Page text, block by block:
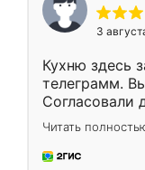
3
Кухню здесь
телеграмм.
Согласовали
недели кухня
довольны
мебель за
Читать